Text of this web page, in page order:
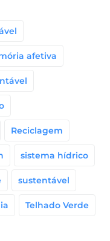
afetiva
Reciclagem
sistema hídrico
sustentável
Telhado Verde